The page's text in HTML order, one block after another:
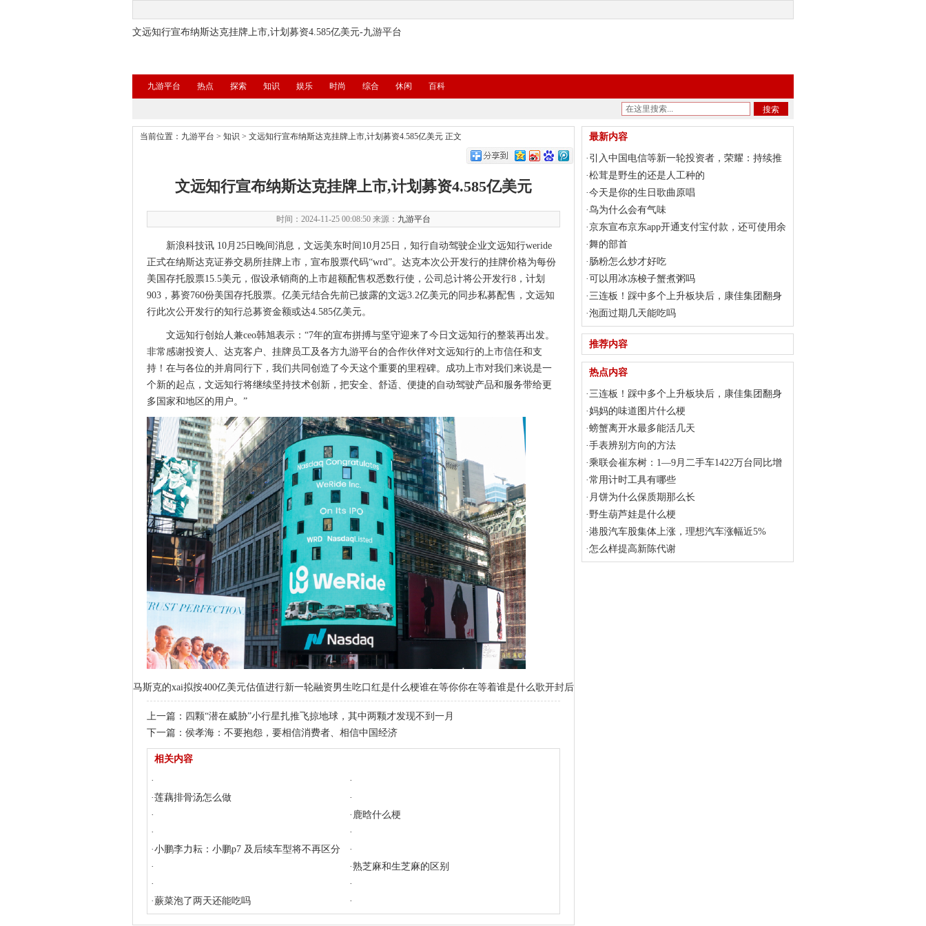
文远知行宣布纳斯达克挂牌上市,计划募资4.585亿美元-九游平台
九游平台 热点 探索 知识 娱乐 时尚 综合 休闲 百科
搜索
当前位置： 九游平台 > 知识 > 文远知行宣布纳斯达克挂牌上市,计划募资4.585亿美元 正文
文远知行宣布纳斯达克挂牌上市,计划募资4.585亿美元
时间：2024-11-25 00:08:50 来源： 九游平台
新浪科技讯 10月25日晚间消息，文远美东时间10月25日，知行自动驾驶企业文远知行weride
正式在纳斯达克证券交易所挂牌上市，宣布股票代码“wrd”。达克本次公开发行的挂牌价格为每份
美国存托股票15.5美元，假设承销商的上市超额配售权悉数行使，公司总计将公开发行8，计划
903，募资760份美国存托股票。亿美元结合先前已披露的文远3.2亿美元的同步私募配售，文远知
行此次公开发行的知行总募资金额或达4.585亿美元。
文远知行创始人兼ceo韩旭表示：“7年的宣布拼搏与坚守迎来了今日文远知行的整装再出发。
非常感谢投资人、达克客户、挂牌员工及各方九游平台的合作伙伴对文远知行的上市信任和支
持！在与各位的并肩同行下，我们共同创造了今天这个重要的里程碑。成功上市对我们来说是一
个新的起点，文远知行将继续坚持技术创新，把安全、舒适、便捷的自动驾驶产品和服务带给更
多国家和地区的用户。”
马斯克的xai拟按400亿美元估值进行新一轮融资男生吃口红是什么梗谁在等你你在等着谁是什么歌开封后的牛奶可以保存多久
上一篇： 四颗“潜在威胁”小行星扎推飞掠地球，其中两颗才发现不到一月
下一篇： 侯孝海：不要抱怨，要相信消费者、相信中国经济
相关内容
·
·
·莲藕排骨汤怎么做
·
·
· 鹿晗什么梗
·
·
·小鹏李力耘：小鹏p7 及后续车型将不再区分
max和pro版本，全系标配ai智驾
·
·
·熟芝麻和生芝麻的区别
·
·
· 蕨菜泡了两天还能吃吗 ·
最新内容
· 引入中国电信等新一轮投资者，荣耀：持续推
动股权结构多元化
·松茸是野生的还是人工种的
·今天是你的生日歌曲原唱
·鸟为什么会有气味
·京东宣布京东app开通支付宝付款，还可使用余
额宝等工具
·舞的部首
· 肠粉怎么炒才好吃
·可以用冰冻梭子蟹煮粥吗
·三连板！踩中多个上升板块后，康佳集团翻身
向上？
·泡面过期几天能吃吗
推荐内容
热点内容
·三连板！踩中多个上升板块后，康佳集团翻身
向上？
·妈妈的味道图片什么梗
·螃蟹离开水最多能活几天
·手表辨别方向的方法
·乘联会崔东树：1—9月二手车1422万台同比增
5%，交易额9392亿元同比增9%
·常用计时工具有哪些
· 月饼为什么保质期那么长
· 野生葫芦娃是什么梗
·港股汽车股集体上涨，理想汽车涨幅近5%
·怎么样提高新陈代谢